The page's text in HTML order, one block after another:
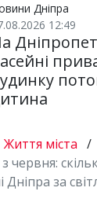
Дніпра
12:49
Життя міста /
за